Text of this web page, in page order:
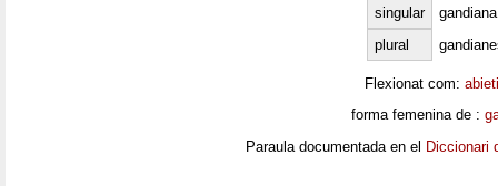
singular
gandiana
plural
Flexionat com:
forma femenina de :
Paraula documentada en el Diccionari